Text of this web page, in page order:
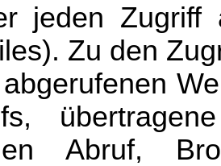
jeden Zugriff
Zu den
Abruf,